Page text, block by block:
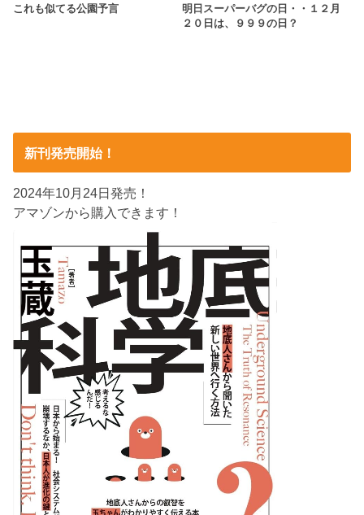
これも似てる公園予言
明日スーパーバグの日・・１２月
２０日は、９９９の日？
新刊発売開始！
2024年10月24日発売！
アマゾンから購入できます！